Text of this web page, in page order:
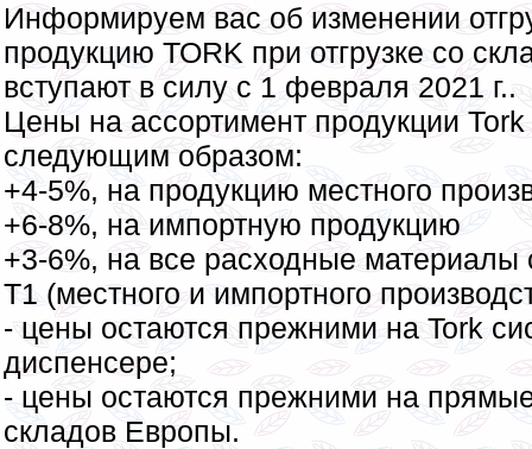
Информируем вас об изменении
продукцию ТОRK при отгрузке со
вступают в силу с 1 февраля 2021 г..
Цены на ассортимент продукции
следующим образом:
+4-5%, на продукцию местного
+6-8%, на импортную продукцию
+3-6%, на все расходные
Т1 (местного и импортного
- цены остаются прежними на Tork
диспенсере;
- цены остаются прежними на прямые
складов Европы.